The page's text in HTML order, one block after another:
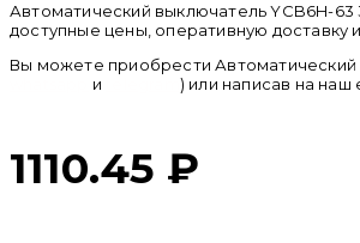
Автоматический выключатель YCB6H-
доступные цены, оперативную доставку
Вы можете приобрести Автоматический
и ) или написав на наш
1110.45 ₽